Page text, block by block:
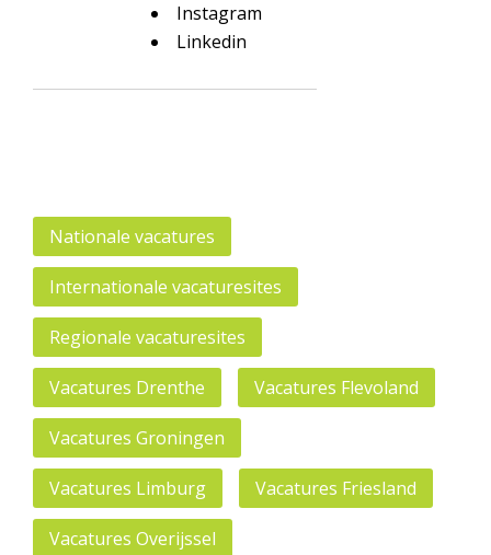
Instagram
Linkedin
Nationale vacatures
Internationale vacaturesites
Regionale vacaturesites
Vacatures Drenthe Vacatures Flevoland
Vacatures Groningen
Vacatures Limburg Vacatures Friesland
Vacatures Overijssel